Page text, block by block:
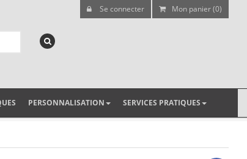
Se connecter Mon panier (0)
PERSONNALISATION SERVICES PRATIQUES